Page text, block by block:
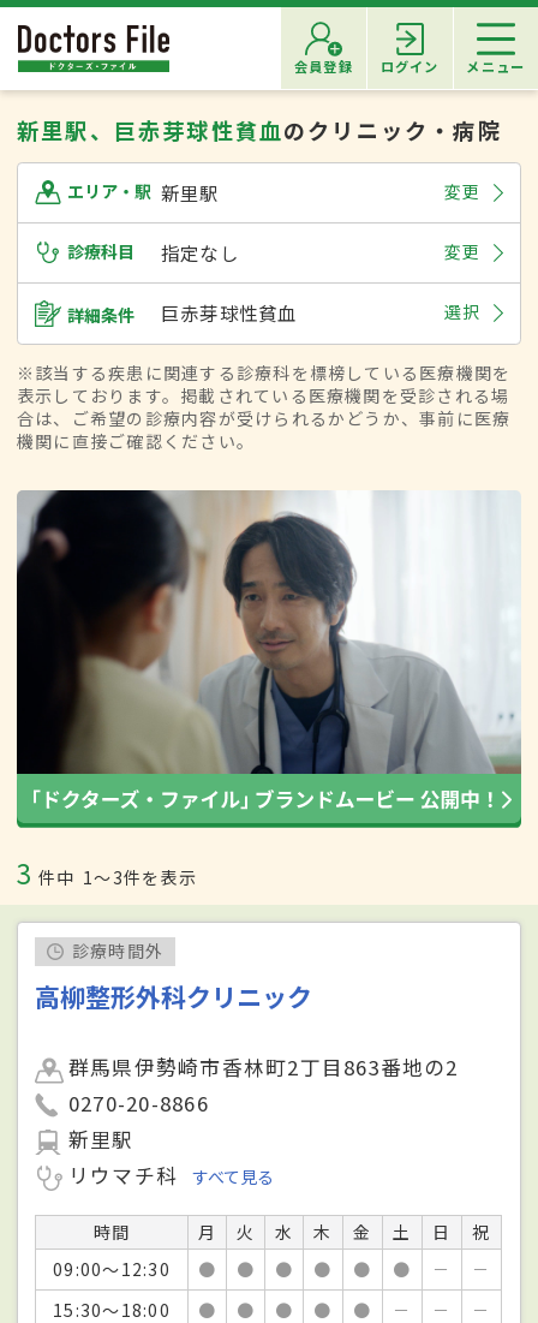
会員登録 ログイン メニュー
新里駅、巨赤芽球性貧血のクリニック・病院
エリア・駅 新里駅 変更
診療科目 指定なし 変更
詳細条件 巨赤芽球性貧血 選択
※該当する疾患に関連する診療科を標榜している医療機関を
表示しております。掲載されている医療機関を受診される場
合は、ご希望の診療内容が受けられるかどうか、事前に医療
機関に直接ご確認ください。
3 件中 1〜3件を表示
診療時間外
高柳整形外科クリニック
群馬県伊勢崎市香林町2丁目863番地の2
0270-20-8866
新里駅
リウマチ科
すべて見る
時間 月 火 水 木 金 土 日
祝
09:00～12:30
● ● ● ● ● ● －
－
15:30～18:00
● ● ● ● ● － － －